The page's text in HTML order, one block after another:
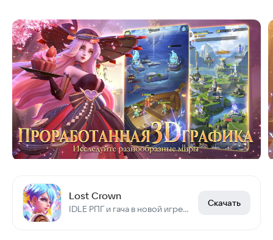
Lost Crown
IDLE РПГ и гача в новой игре! Открой тайну Короны Ужаса! Экшен приключение ждёт!
Скачать